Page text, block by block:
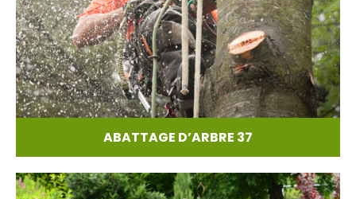
ABATTAGE D’ARBRE 37